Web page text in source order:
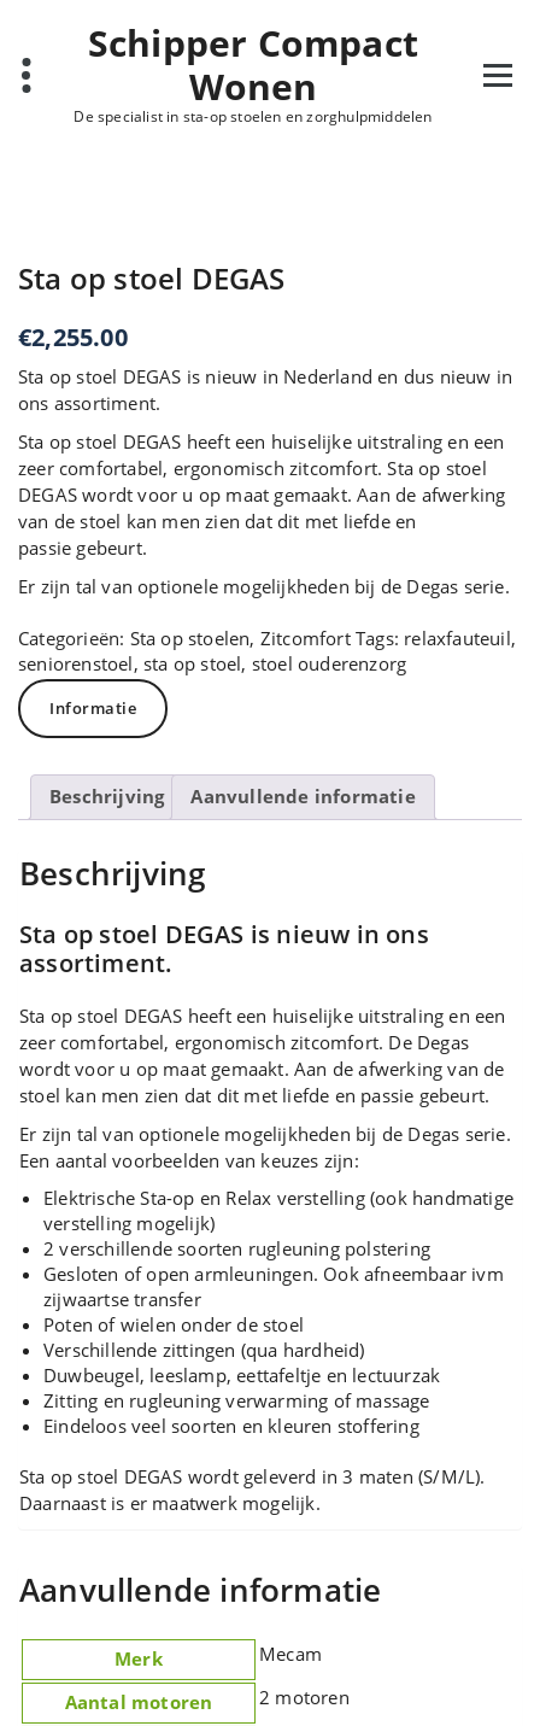
inhoud
Schipper Compact
Wonen
De specialist in sta-op stoelen en zorghulpmiddelen
Sta op stoel DEGAS
€2,255.00
Sta op stoel DEGAS is nieuw in Nederland en dus nieuw in
ons assortiment.
Sta op stoel DEGAS heeft een huiselijke uitstraling en een
zeer comfortabel, ergonomisch zitcomfort. Sta op stoel
DEGAS wordt voor u op maat gemaakt. Aan de afwerking
van de stoel kan men zien dat dit met liefde en
passie gebeurt.
Er zijn tal van optionele mogelijkheden bij de Degas serie.
Categorieën: Sta op stoelen, Zitcomfort Tags: relaxfauteuil,
seniorenstoel, sta op stoel, stoel ouderenzorg
Informatie
Beschrijving Aanvullende informatie
Beschrijving
Sta op stoel DEGAS is nieuw in ons
assortiment.
Sta op stoel DEGAS heeft een huiselijke uitstraling en een
zeer comfortabel, ergonomisch zitcomfort. De Degas
wordt voor u op maat gemaakt. Aan de afwerking van de
stoel kan men zien dat dit met liefde en passie gebeurt.
Er zijn tal van optionele mogelijkheden bij de Degas serie.
Een aantal voorbeelden van keuzes zijn:
Elektrische Sta-op en Relax verstelling (ook handmatige
verstelling mogelijk)
2 verschillende soorten rugleuning polstering
Gesloten of open armleuningen. Ook afneembaar ivm
zijwaartse transfer
Poten of wielen onder de stoel
Verschillende zittingen (qua hardheid)
Duwbeugel, leeslamp, eettafeltje en lectuurzak
Zitting en rugleuning verwarming of massage
Eindeloos veel soorten en kleuren stoffering
Sta op stoel DEGAS wordt geleverd in 3 maten (S/M/L).
Daarnaast is er maatwerk mogelijk.
Aanvullende informatie
Merk
Mecam
Aantal motoren
2 motoren